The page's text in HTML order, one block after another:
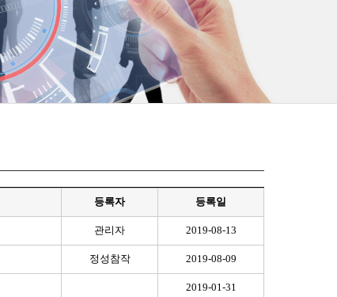
등록자 등록일
관리자 2019-08-13
정성참작 2019-08-09
2019-01-31